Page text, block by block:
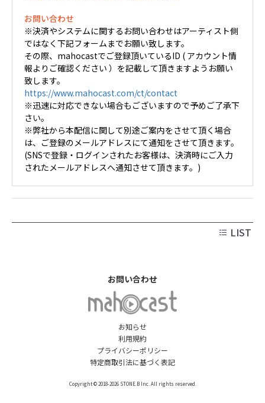
お問い合わせ
※決済やシステムに関するお問い合わせはアーティスト側
ではなく下記フォームまでお願い致します。
その際、mahocastでご登録頂いているID ( アカウント情
報よりご確認ください ）を記載して頂きますようお願い
致します。
https://www.mahocast.com/ct/contact
※迅速に対応できない場合もございますので予めご了承下
さい。
※弊社から本配信に関して別途ご案内をさせて頂く場合
は、ご登録のメールアドレスにて通知をさせて頂きます。
(SNSで登録・ログインされたお客様は、決済時にご入力
されたメールアドレスへ通知させて頂きます。)
LIST
お知らせ
利用規約
プライバシーポリシー
特定商取引法に基づく表記
お問い合わせ
Copyright © 2018-2026 STONE.B Inc. All rights reserved.